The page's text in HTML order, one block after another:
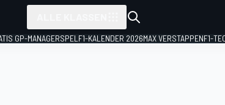
GP-MANAGERSPEL F1-KALENDER 2026MAX VERSTAPPENF1-